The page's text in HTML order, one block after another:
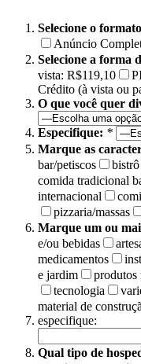
Selecione o
Anúncio
Selecione a forma
vista: R$119,10
Crédito (à vista ou
O que você quer
Especifique: *
Marque as
bar/petiscos
bistrô
comida tradicional
internacional
pizzaria/massas
Marque um ou
e/ou bebidas
medicamentos
e jardim
produtos
tecnologia
material de
especifique:
Qual tipo de